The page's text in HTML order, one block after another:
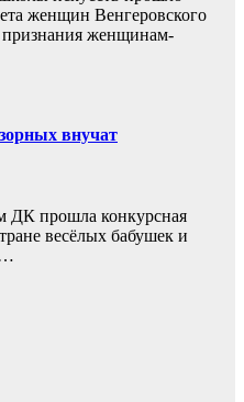
женщин Венгеровского
признания женщинам-
внучат
ДК прошла конкурсная
весёлых бабушек и